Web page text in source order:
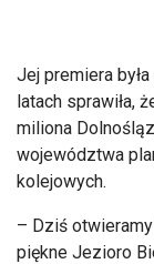
Jej premiera
latach sprawiła,
miliona
województwa
kolejowych.
– Dziś
piękne Jezioro